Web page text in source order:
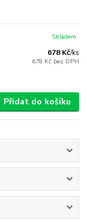
678 Kč/ks
678 Kč bez DPH
Skladem
Přidat do košíku